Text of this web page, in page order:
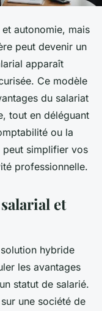
autonomie, mais
peut devenir un
apparaît
Ce modèle
du salariat
tout en déléguant
ou la
simplifier vos
professionnelle.
et
hybride
les avantages
statut de salarié.
une société de